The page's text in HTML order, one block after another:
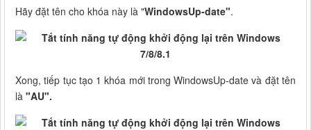
Hãy đặt tên cho khóa này là "WindowsUp-date".
Xong, tiếp tục tạo 1 khóa mới trong WindowsUp-date và đặt tên
là "AU".